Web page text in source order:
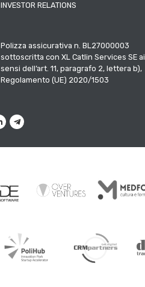
INVESTOR RELATIONS
Polizza assicurativa n. BL27000003
sottoscritta con XL Catlin Services SE ai
sensi dell’art. 11, paragrafo 2, lettera b),
Regolamento (UE) 2020/1503